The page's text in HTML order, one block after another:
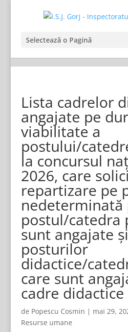
Selectează o Pagină
Lista cadrelor
angajate pe
viabilitate a
postului/
la concursul
2026, care
repartizare pe
nedeterminată
postul/catedra
sunt angajate
posturilor
didactice/
care sunt
cadre didactice
de Popescu Cosmin | mai 29,
Resurse umane